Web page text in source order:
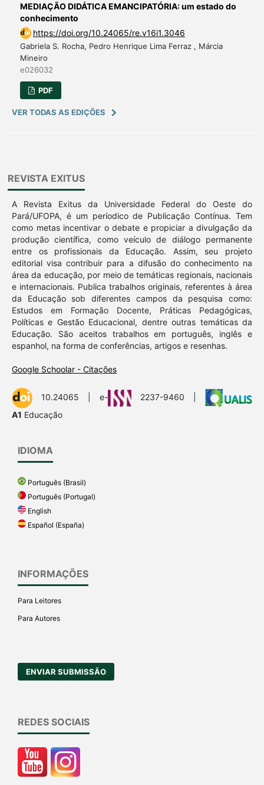
MEDIAÇÃO DIDÁTICA EMANCIPATÓRIA: um estado do
conhecimento
https://doi.org/10.24065/re.v16i1.3046
Gabriela S. Rocha, Pedro Henrique Lima Ferraz , Márcia
Mineiro
e026032
PDF
VER TODAS AS EDIÇÕES
REVISTA EXITUS
A Revista Exitus da Universidade Federal do Oeste do
Pará/UFOPA, é um períodico de Publicação Contínua. Tem
como metas incentivar o debate e propiciar a divulgação da
produção científica, como veículo de diálogo permanente
entre os profissionais da Educação. Assim, seu projeto
editorial visa contribuir para a difusão do conhecimento na
área da educação, por meio de temáticas regionais, nacionais
e internacionais. Publica trabalhos originais, referentes à área
da Educação sob diferentes campos da pesquisa como:
Estudos em Formação Docente, Práticas Pedagógicas,
Políticas e Gestão Educacional, dentre outras temáticas da
Educação. São aceitos trabalhos em português, inglês e
espanhol, na forma de conferências, artigos e resenhas.
Google Schoolar - Citações
10.24065 | e-
2237-9460 |
A1 Educação
IDIOMA
Português (Brasil)
Português (Portugal)
English
Español (España)
INFORMAÇÕES
Para Leitores
Para Autores
ENVIAR SUBMISSÃO
REDES SOCIAIS